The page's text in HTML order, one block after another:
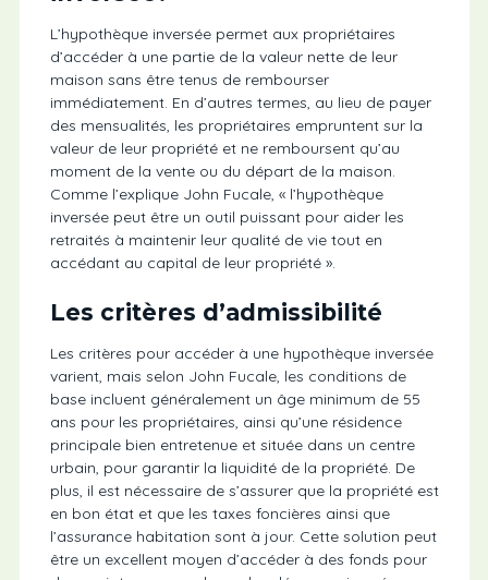
L’hypothèque inversée permet aux propriétaires
d’accéder à une partie de la valeur nette de leur
maison sans être tenus de rembourser
immédiatement. En d’autres termes, au lieu de payer
des mensualités, les propriétaires empruntent sur la
valeur de leur propriété et ne remboursent qu’au
moment de la vente ou du départ de la maison.
Comme l’explique John Fucale, « l’hypothèque
inversée peut être un outil puissant pour aider les
retraités à maintenir leur qualité de vie tout en
accédant au capital de leur propriété ».
Les critères d’admissibilité
Les critères pour accéder à une hypothèque inversée
varient, mais selon John Fucale, les conditions de
base incluent généralement un âge minimum de 55
ans pour les propriétaires, ainsi qu’une résidence
principale bien entretenue et située dans un centre
urbain, pour garantir la liquidité de la propriété. De
plus, il est nécessaire de s’assurer que la propriété est
en bon état et que les taxes foncières ainsi que
l’assurance habitation sont à jour. Cette solution peut
être un excellent moyen d’accéder à des fonds pour